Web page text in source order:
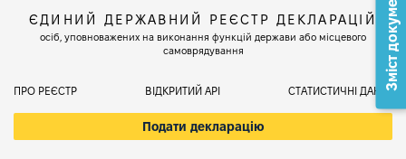
ЄДИНИЙ ДЕРЖАВНИЙ РЕЄСТР ДЕКЛАРАЦІЙ
осіб, уповноважених на виконання функцій держави або місцевого
самоврядування
ПРО РЕЄСТР ВІДКРИТИЙ АРІ СТАТИСТИЧНІ ДАНІ
Подати декларацію
Зміст документа